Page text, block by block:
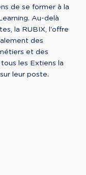
de se former à la
Au-delà
la RUBIX, l'offre
des
et des
les Extiens la
leur poste.